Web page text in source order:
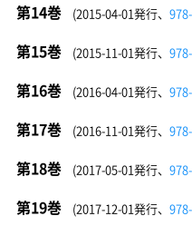
第14巻 (2015-04-01発行、
第15巻 (2015-11-01発行、
第16巻 (2016-04-01発行、
第17巻 (2016-11-01発行、
第18巻 (2017-05-01発行、
第19巻 (2017-12-01発行、